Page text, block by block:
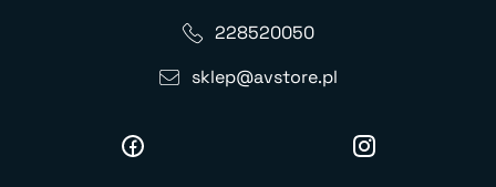
228520050
sklep@avstore.pl